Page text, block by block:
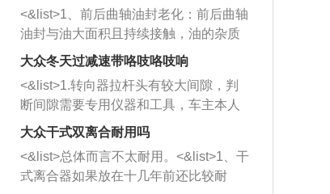
西取出来。但如果是因为积碳过多引起
的堵塞，就需要将三元催化器泡在草酸
洗剂对堵塞的情况得到解决，将清洗剂
放在燃油箱中，与燃油混合后，车辆启
动时，就可以和汽油一起进入到燃烧
室，最后形成废气排出，就可以让三元
催化器得到清洗，排气管堵塞的情况就
能够得到解决。
一圈半的练习，往右同样也要打相同的
圈数。 <&list>3、最后强调要反复练
习，这样就可以形成肌肉记忆，在真实
驾驶车辆时，不需要记忆也能打好方
向。
<&list>1、前后曲轴油封老化：前后曲轴
油封与油大面积且持续接触，油的杂质
和发动机内持续温度变化使其密封效果
逐渐减弱，导致渗油或漏油。<&list>2、
活塞间隙过大：积碳会使活塞环与缸体
的间隙扩大，导致机油流入燃烧室中，
造成烧机油。<&list>3、机油粘度。使用
机油粘度过小的话，同样会有烧机油现
象，机油粘度过小具有很好的流动性，
大众冬天过减速带咯吱咯吱响
<&list>1.转向器拉杆头有较大间隙，判
断间隙需要专用仪器和工具，车主本人
无法制作，需要将车辆送到修理厂或4s
店；<&list>2.车辆半轴套管防尘罩破
裂，破裂后会出现漏油现象，使半轴磨
损严重，磨损的半轴容易损坏，产生异
大众干式双离合耐用吗
<&list>总体而言不太耐用。<&list>1、干
式离合器如果放在十几年前还比较耐